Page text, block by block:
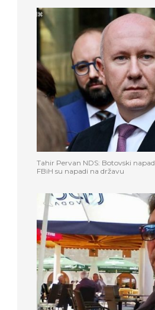
Tahir Pervan NDS: Botovski
FBiH su napadi na državu